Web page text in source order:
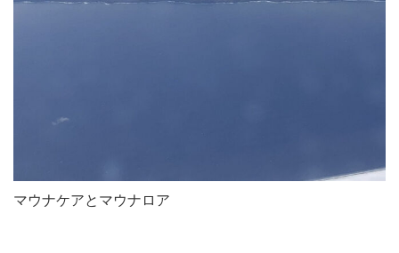
マウナケアとマウナロア